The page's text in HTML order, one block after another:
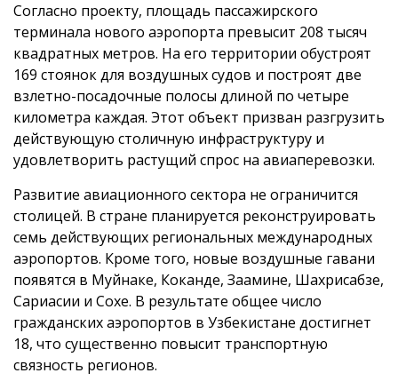
Согласно проекту, площадь пассажирского
терминала нового аэропорта превысит 208 тысяч
квадратных метров. На его территории обустроят
169 стоянок для воздушных судов и построят две
взлетно-посадочные полосы длиной по четыре
километра каждая. Этот объект призван разгрузить
действующую столичную инфраструктуру и
удовлетворить растущий спрос на авиаперевозки.
Развитие авиационного сектора не ограничится
столицей. В стране планируется реконструировать
семь действующих региональных международных
аэропортов. Кроме того, новые воздушные гавани
появятся в Муйнаке, Коканде, Заамине, Шахрисабзе,
Сариасии и Сохе. В результате общее число
гражданских аэропортов в Узбекистане достигнет
18, что существенно повысит транспортную
связность регионов.